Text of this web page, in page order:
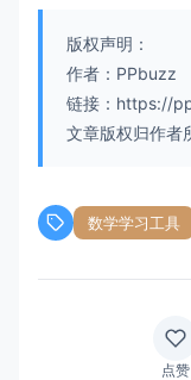
版权声明：
作者：PPbuzz
链接：https://
文章版权归作者
数学学习工具
点赞